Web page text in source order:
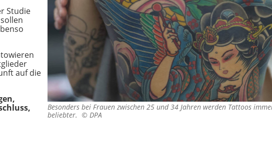
Besonders bei Frauen zwischen 25 und 34 Jahren werden Tattoos
beliebter. © DPA
Studie
auf die